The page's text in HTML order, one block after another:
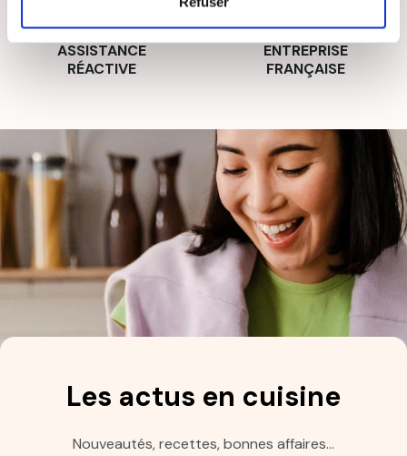
ASSISTANCE
RÉACTIVE
ENTREPRISE
FRANÇAISE
Les actus en cuisine
Nouveautés, recettes, bonnes affaires…